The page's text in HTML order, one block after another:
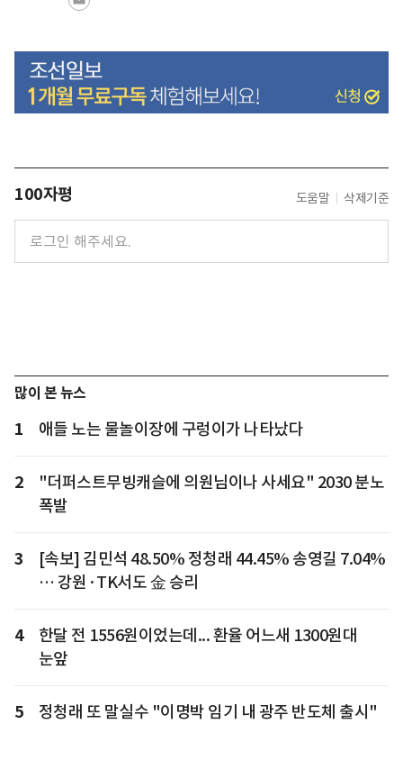
100자평 도움말 삭제기준
많이 본 뉴스
1 애들 노는 물놀이장에 구렁이가 나타났다
2
"더퍼스트무빙캐슬에 의원님이나 사세요" 2030 분노
폭발
3
[속보] 김민석 48.50% 정청래 44.45% 송영길 7.04%
… 강원·TK서도 金 승리
4
한달 전 1556원이었는데... 환율 어느새 1300원대
눈앞
5 정청래 또 말실수 "이명박 임기 내 광주 반도체 출시"